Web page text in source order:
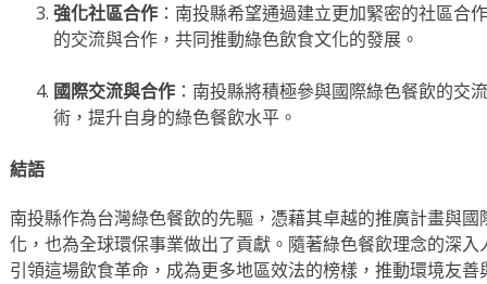
強化社區合作：南投縣希望通過建立更加緊密的社區合
的交流與合作，共同推動綠色飲食文化的發展。
國際交流與合作：南投縣將積極參與國際綠色餐飲的交
術，提升自身的綠色餐飲水平。
結語
南投縣作為台灣綠色餐飲的先驅，憑藉其卓越的推廣計畫與
化，也為全球環保事業做出了貢獻。隨著綠色餐飲理念的深
引領這場飲食革命，成為更多地區效法的榜樣，推動環境友